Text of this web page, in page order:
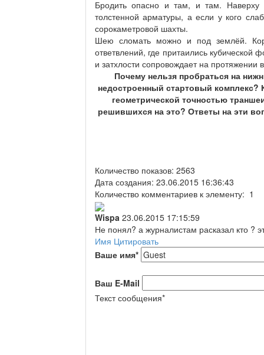
Бродить опасно и там, и там. Наверху
толстенной арматуры, а если у кого
сорокаметровой шахты.
Шею сломать можно и под землёй.
ответвлений, где притаились
и затхлости сопровождает на протяжении
Почему нельзя пробраться на
недостроенный стартовый
геометрической точностью
решившихся на это? Ответы на эти
Количество показов: 2563
Дата создания: 23.06.2015 16:36:43
Количество комментариев к элементу: 1
Wispa 23.06.2015 17:15:59
Не понял? а журналистам расказал кто ?
Имя Цитировать
Ваше имя*
Ваш E-Mail
Текст сообщения*